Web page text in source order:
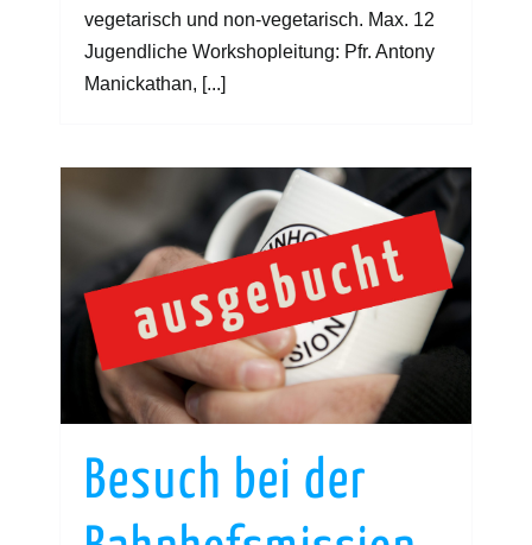
vegetarisch und non-vegetarisch. Max. 12
Jugendliche Workshopleitung: Pfr. Antony
Manickathan, [...]
Besuch bei der